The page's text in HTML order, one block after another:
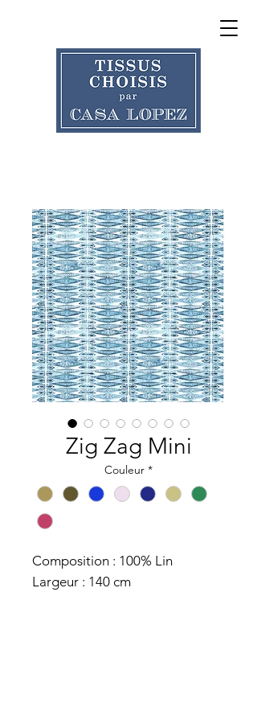
Zig Zag Mini
Couleur *
Composition : 100% Lin
Largeur : 140 cm